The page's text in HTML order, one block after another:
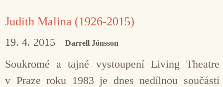
Judith Malina (1926-2015)
19. 4. 2015 Darrell Jónsson
Soukromé a tajné vystoupení Living Theatre
v Praze roku 1983 je dnes nedílnou součástí